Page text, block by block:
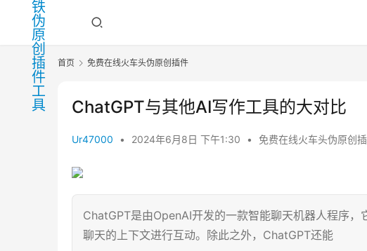
首页 免费在线火车头伪原创插件
ChatGPT与其他AI写作工具的大对比
Ur47000 • 2024年6月8日 下午1:30 • 免费在线火车头伪原创
ChatGPT是由OpenAI开发的一款智能聊天机器人程序
聊天的上下文进行互动。除此之外，ChatGPT还能